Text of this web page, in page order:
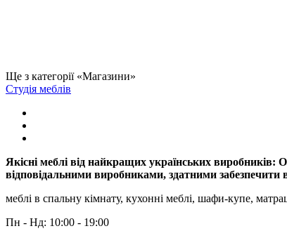
Ще з категорії «Магазини»
Студія меблів
Якісні меблі від найкращих українських
відповідальними виробниками, здатними забезпечити
меблі в спальну кімнату, кухонні меблі, шафи-купе,
Пн - Нд: 10:00 - 19:00